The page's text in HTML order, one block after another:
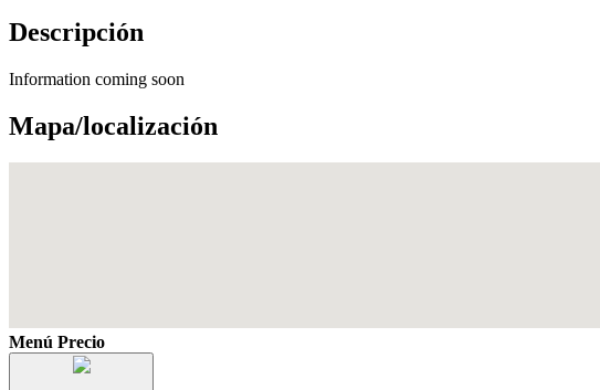
Descripción
Information coming soon
Mapa/localización
Menú Precio